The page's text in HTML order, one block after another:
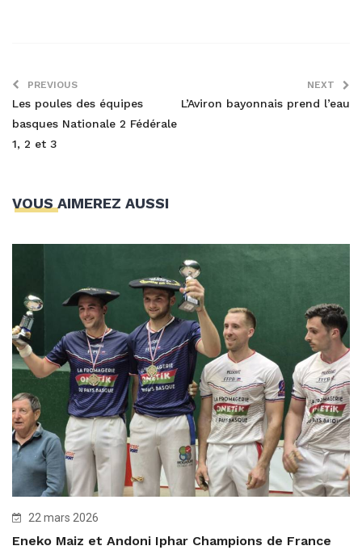
PREVIOUS
Les poules des équipes
basques Nationale 2 Fédérale
1, 2 et 3
NEXT
L’Aviron bayonnais prend l’eau
VOUS AIMEREZ AUSSI
22 mars 2026
Eneko Maiz et Andoni Iphar Champions de France